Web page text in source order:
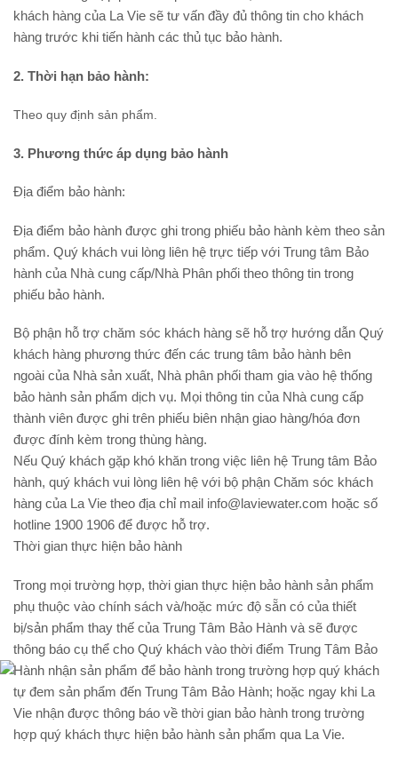
khách hàng của La Vie sẽ tư vấn đầy đủ thông tin cho khách
hàng trước khi tiến hành các thủ tục bảo hành.
2. Thời hạn bảo hành:
Theo quy định sản phẩm.
3. Phương thức áp dụng bảo hành
Địa điểm bảo hành:
Địa điểm bảo hành được ghi trong phiếu bảo hành kèm theo sản
phẩm. Quý khách vui lòng liên hệ trực tiếp với Trung tâm Bảo
hành của Nhà cung cấp/Nhà Phân phối theo thông tin trong
phiếu bảo hành.
Bộ phận hỗ trợ chăm sóc khách hàng sẽ hỗ trợ hướng dẫn Quý
khách hàng phương thức đến các trung tâm bảo hành bên
ngoài của Nhà sản xuất, Nhà phân phối tham gia vào hệ thống
bảo hành sản phẩm dịch vụ. Mọi thông tin của Nhà cung cấp
thành viên được ghi trên phiếu biên nhận giao hàng/hóa đơn
được đính kèm trong thùng hàng.
Nếu Quý khách gặp khó khăn trong việc liên hệ Trung tâm Bảo
hành, quý khách vui lòng liên hệ với bộ phận Chăm sóc khách
hàng của La Vie theo địa chỉ mail info@laviewater.com hoặc số
hotline 1900 1906 để được hỗ trợ.
Thời gian thực hiện bảo hành
Trong mọi trường hợp, thời gian thực hiện bảo hành sản phẩm
phụ thuộc vào chính sách và/hoặc mức độ sẵn có của thiết
bị/sản phẩm thay thế của Trung Tâm Bảo Hành và sẽ được
thông báo cụ thể cho Quý khách vào thời điểm Trung Tâm Bảo
Hành nhận sản phẩm để bảo hành trong trường hợp quý khách
tự đem sản phẩm đến Trung Tâm Bảo Hành; hoặc ngay khi La
Vie nhận được thông báo về thời gian bảo hành trong trường
hợp quý khách thực hiện bảo hành sản phẩm qua La Vie.